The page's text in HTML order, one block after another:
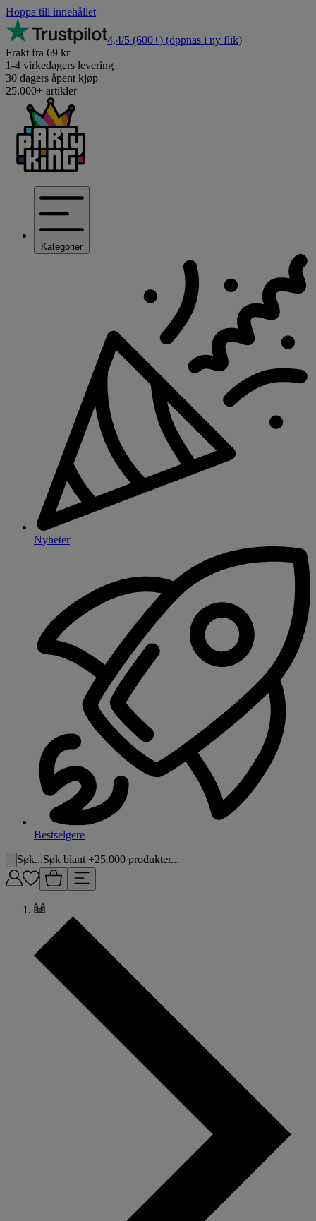
Hoppa till innehållet
4,4/5 (600+) (öppnas i ny flik)
Frakt fra 69 kr
1-4 virkedagers levering
30 dagers åpent kjøp
25.000+ artikler
Kategorier
Nyheter
Bestselgere
Søk...Søk blant +25.000 produkter...